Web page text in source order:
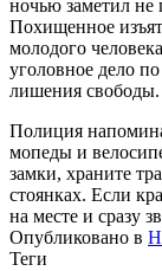
ночью заметил не
Похищенное
молодого
уголовное дело
лишения свободы.
Полиция
мопеды и
замки, храните
стоянках. Если
на месте и сразу
Опубликовано в
Теги